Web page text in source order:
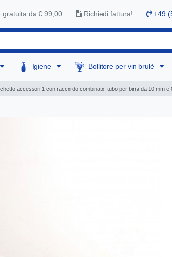
gratuita da € 99,00 Richiedi fattura! +49
Igiene Bollitore per vin brulè
accessori 1 con raccordo combinato, tubo per birra da 10 mm e